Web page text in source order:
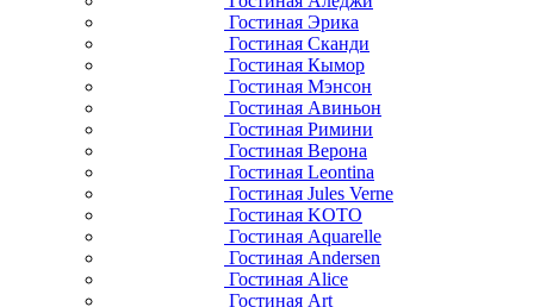
Гостиная Эрика
Гостиная Сканди
Гостиная Кымор
Гостиная Мэнсон
Гостиная Авиньон
Гостиная Римини
Гостиная Верона
Гостиная Leontina
Гостиная Jules Verne
Гостиная KOTO
Гостиная Aquarelle
Гостиная Andersen
Гостиная Alice
Гостиная Art